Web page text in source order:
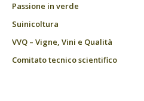
Passione in verde
Suinicoltura
VVQ – Vigne, Vini e Qualità
Comitato tecnico scientifico